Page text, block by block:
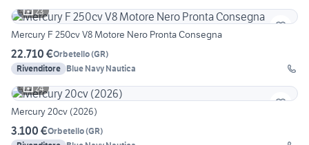
23
Mercury F 250cv V8 Motore Nero Pronta Consegna
22.710 €Orbetello(GR)
Rivenditore Blue Navy Nautica
24
Mercury 20cv (2026)
3.100 €Orbetello(GR)